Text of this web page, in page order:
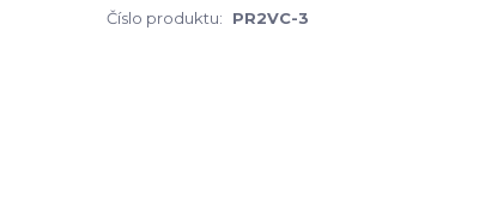
Číslo produktu: PR2VC-3